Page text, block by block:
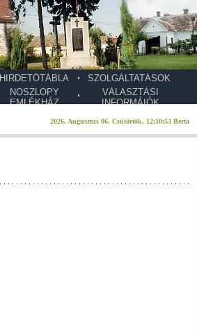
HIRDETŐTÁBLA
SZOLGÁLTATÁSOK
NOSZLOPY
EMLÉKHÁZ
VÁLASZTÁSI
INFORMÁIÓK